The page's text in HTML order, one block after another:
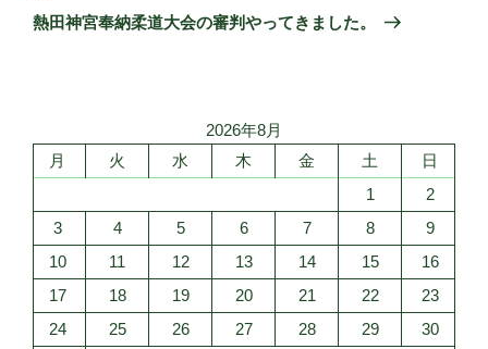
ゲ
の
熱田神宮奉納柔道大会の審判やってきました。
2026年8月
月
火 水 木 金 土
日
1
2
3
4 5 6 7 8
9
10
11 12 13 14 15
16
17
18 19 20 21 22
23
24
25 26 27 28 29
30